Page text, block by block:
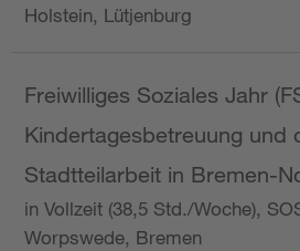
Holstein, Lütjenburg
Freiwilliges Soziales Jahr
Kindertagesbetreuung und
Stadtteilarbeit in Bremen-
in Vollzeit (38,5 Std./Woche),
Worpswede, Bremen